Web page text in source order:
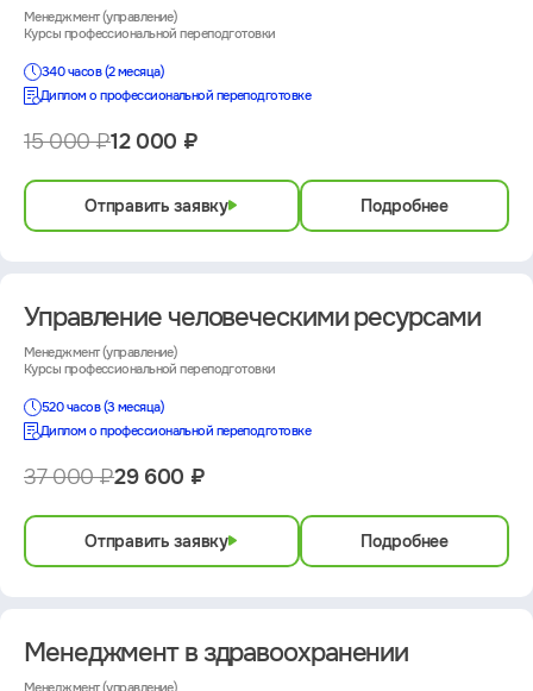
Менеджмент (управление)
Курсы профессиональной переподготовки
340 часов (2 месяца)
Диплом о профессиональной переподготовке
15 000 ₽12 000 ₽
Отправить заявку Подробнее
Управление человеческими ресурсами
Менеджмент (управление)
Курсы профессиональной переподготовки
520 часов (3 месяца)
Диплом о профессиональной переподготовке
37 000 ₽29 600 ₽
Отправить заявку Подробнее
Менеджмент в здравоохранении
Менеджмент (управление)